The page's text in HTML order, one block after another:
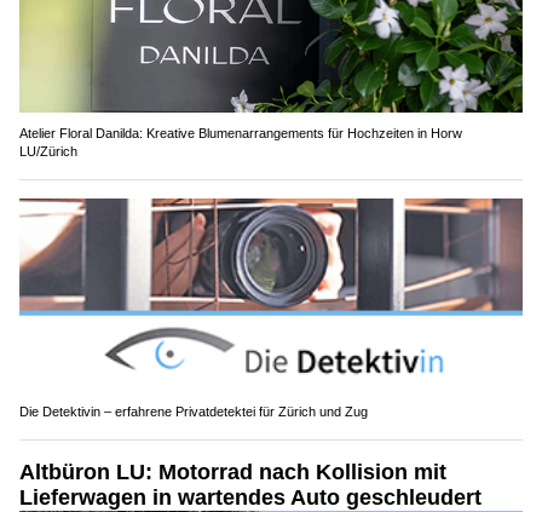
Atelier Floral Danilda: Kreative Blumenarrangements für Hochzeiten in Horw
LU/Zürich
Die Detektivin – erfahrene Privatdetektei für Zürich und Zug
Altbüron LU: Motorrad nach Kollision mit
Lieferwagen in wartendes Auto geschleudert